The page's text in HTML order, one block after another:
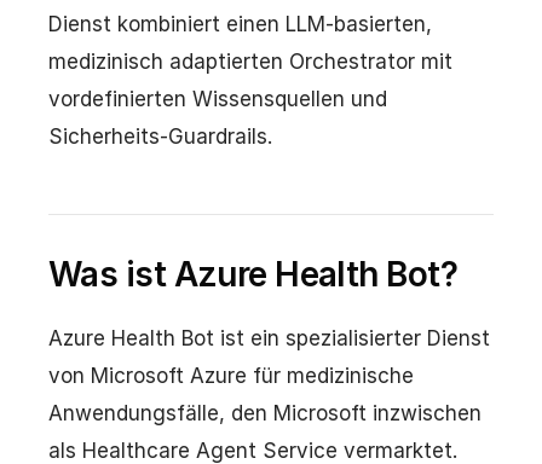
Dienst kombiniert einen LLM-basierten,
medizinisch adaptierten Orchestrator mit
vordefinierten Wissensquellen und
Sicherheits-Guardrails.
Was ist Azure Health Bot?
Azure Health Bot ist ein spezialisierter Dienst
von Microsoft Azure für medizinische
Anwendungsfälle, den Microsoft inzwischen
als Healthcare Agent Service vermarktet.